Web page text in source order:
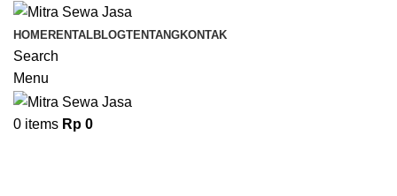
HOMERENTALBLOGTENTANGKONTAK
Search
Menu
0 items Rp 0